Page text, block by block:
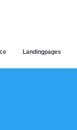
Landingpages